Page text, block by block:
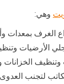
وهي:
الغرف بمعدات
الأرضيات
الخزانات
لتجنب العدوى